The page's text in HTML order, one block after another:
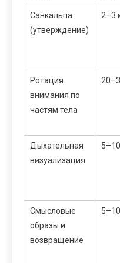
Санкальпа
(утверждение)
2–3
Ротация
внимания по
частям тела
Дыхательная
визуализация
Смысловые
образы и
возвращение